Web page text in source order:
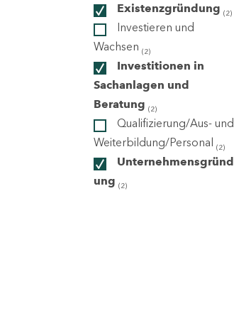
Existenzgründung (2)
Investieren und
Wachsen (2)
Investitionen in
Sachanlagen und
Beratung (2)
Qualifizierung/Aus- und
Weiterbildung/Personal (2)
Unternehmensgründ
ung (2)